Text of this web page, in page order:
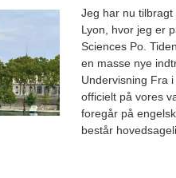
Jeg har nu
Lyon, hvor jeg er
Sciences Po.
en masse nye
Undervisning Fra
officielt på vores
foregår på
består